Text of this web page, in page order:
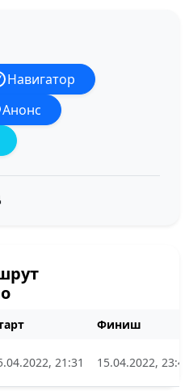
Навигатор
Анонс
Финиш
21:31 15.04.2022,